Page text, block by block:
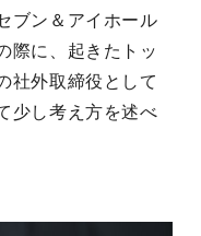
ブン＆アイホール
際に、起きたトッ
社外取締役として
少し考え方を述べ